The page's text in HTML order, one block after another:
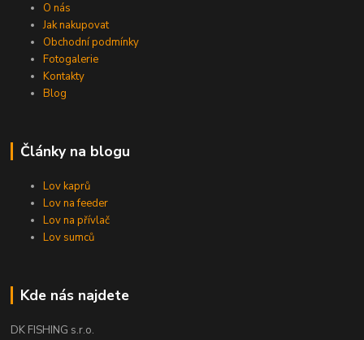
O nás
Jak nakupovat
Obchodní podmínky
Fotogalerie
Kontakty
Blog
Články na blogu
Lov kaprů
Lov na feeder
Lov na přívlač
Lov sumců
Kde nás najdete
DK FISHING s.r.o.